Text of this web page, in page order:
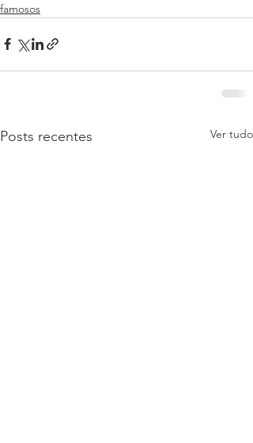
famosos
Posts recentes Ver tudo